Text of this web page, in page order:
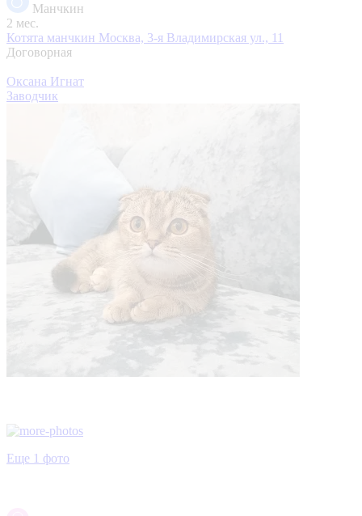
Манчкин
2 мес.
Котята манчкин Москва, 3-я Владимирская ул., 11
Договорная
Оксана Игнат
Заводчик
Еще 1 фото